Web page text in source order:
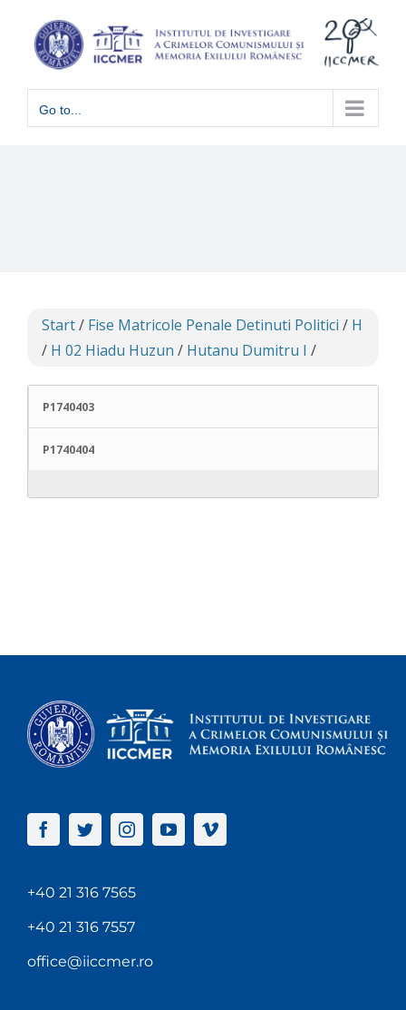
content
Go to...
Start/ Fise Matricole Penale Detinuti Politici / H
/ H 02 Hiadu Huzun / Hutanu Dumitru I /
P1740403
P1740404
+40 21 316 7565
+40 21 316 7557
office@iiccmer.ro